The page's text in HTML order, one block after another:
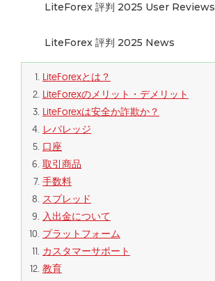
LiteForex 評判 2025 User Reviews
LiteForex 評判 2025 News
LiteForexとは？
LiteForexのメリット・デメリット
LiteForexは安全か詐欺か？
レバレッジ
口座
取引商品
手数料
スプレッド
入出金について
プラットフォーム
カスタマーサポート
教育